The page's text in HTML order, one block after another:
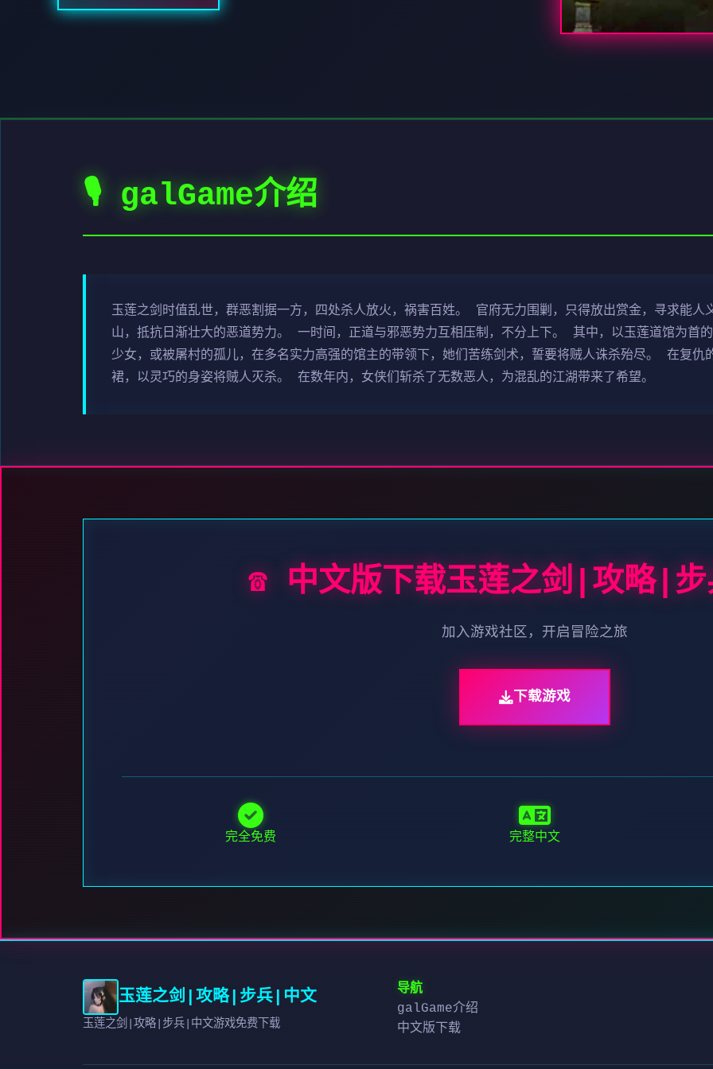
🎙️ galGame介绍
玉莲之剑时值乱世，群恶割据一方，四处杀人放火，祸害百姓。 官府无力围剿，只得放出赏金，寻求能
山，抵抗日渐壮大的恶道势力。 一时间，正道与邪恶势力互相压制，不分上下。 其中，以玉莲道馆为首
少女，或被屠村的孤儿，在多名实力高强的馆主的带领下，她们苦练剑术，誓要将贼人诛杀殆尽。 在复仇
裙，以灵巧的身姿将贼人灭杀。 在数年内，女侠们斩杀了无数恶人，为混乱的江湖带来了希望。
☎️ 中文版下载玉莲之剑|攻略|
加入游戏社区，开启冒险之旅
下载游戏
完全免费 完整中文
玉莲之剑|攻略|步兵|中文
玉莲之剑|攻略|步兵|中文游戏免费下载
导航
galGame介绍
中文版下载